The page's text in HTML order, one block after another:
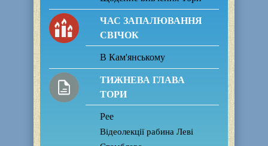
ЧАС ЗАПАЛЮВАННЯ
СВІЧОК
В Кам'янському
ТИЖНЕВА ГЛАВА
ТОРИ
Рее
Відеолекції рабина Леві